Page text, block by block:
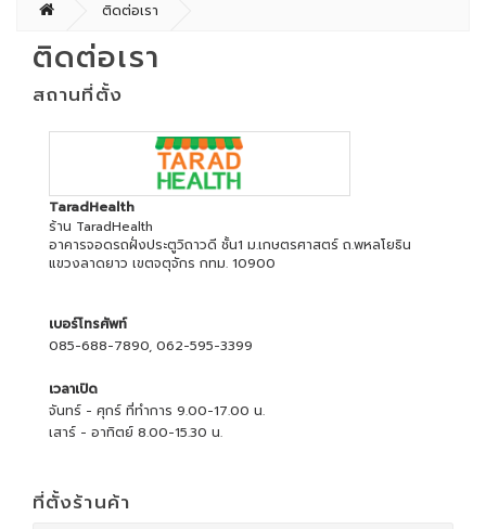
ติดต่อเรา
ติดต่อเรา
สถานที่ตั้ง
TaradHealth
ร้าน TaradHealth
อาคารจอดรถฝั่งประตูวิถาวดี ชั้น1 ม.เกษตรศาสตร์ ถ.พหลโยธิน
แขวงลาดยาว เขตจตุจักร กทม. 10900
เบอร์โทรศัพท์
085-688-7890, 062-595-3399
เวลาเปิด
จันทร์ - ศุกร์ ที่ทำการ 9.00-17.00 น.
เสาร์ - อาทิตย์ 8.00-15.30 น.
ที่ตั้งร้านค้า